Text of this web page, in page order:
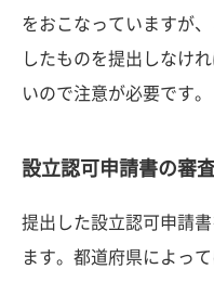
をおこなっていますが
したものを提出しなけ
いので注意が必要です。
設立認可申請書の審
提出した設立認可申請
ます。都道府県によっ